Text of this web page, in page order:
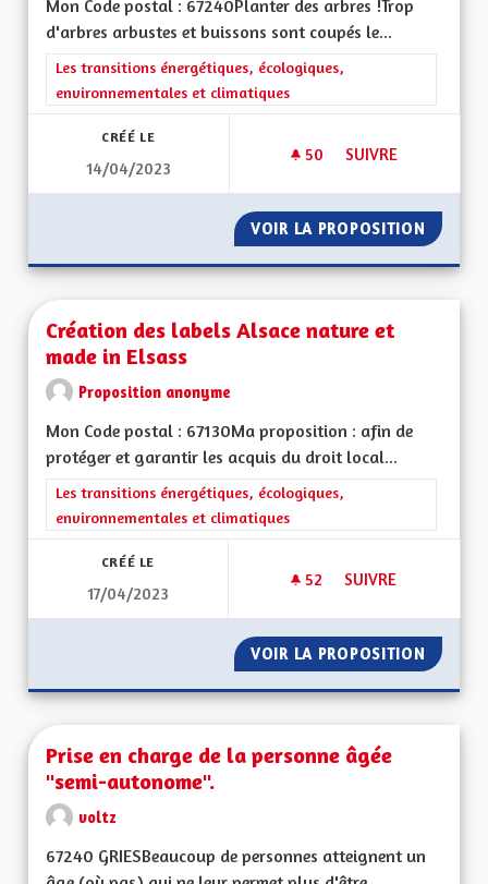
Mon Code postal : 67240Planter des arbres !Trop
d'arbres arbustes et buissons sont coupés le...
Filtrer les résultats de la catégorie : Les transitions
Les transitions énergétiques, écologiques,
environnementales et climatiques
CRÉÉ LE
14/04/2023
50 50 ABONNÉS
SUIVRE
VOIR LA PROPOSITION
Création des labels Alsace nature et
made in Elsass
Proposition anonyme
Mon Code postal : 67130Ma proposition : afin de
protéger et garantir les acquis du droit local...
Filtrer les résultats de la catégorie : Les transitions
Les transitions énergétiques, écologiques,
environnementales et climatiques
CRÉÉ LE
17/04/2023
52 52 ABONNÉS
SUIVRE
VOIR LA PROPOSITION
Prise en charge de la personne âgée
"semi-autonome".
voltz
67240 GRIESBeaucoup de personnes atteignent un